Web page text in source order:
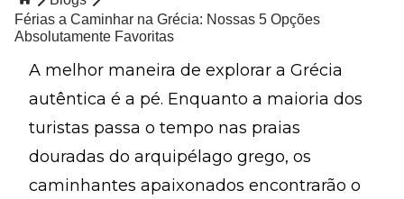
Férias a Caminhar na Grécia: Nossas 5 Opções
Absolutamente Favoritas
A melhor maneira de explorar a Grécia
autêntica é a pé. Enquanto a maioria dos
turistas passa o tempo nas praias
douradas do arquipélago grego, os
caminhantes apaixonados encontrarão o